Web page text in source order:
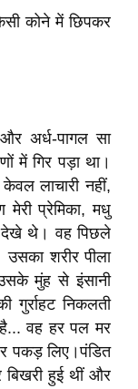
कोने में छिपकर
अर्ध-पागल सा
में गिर पड़ा था।
लाचारी नहीं,
प्रेमिका, मधु
थे। वह पिछले
शरीर पीला
मुंह से इंसानी
गुर्राहट निकलती
वह हर पल मर
पकड़ लिए।​पंडित
हुई थीं और